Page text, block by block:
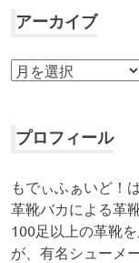
アーカイブ
ア
イ
プロフィール
もでぃふぁいど！
革靴バカによる革
100足以上の革靴
が、有名シューメ